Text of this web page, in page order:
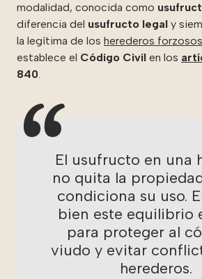
modalidad, conocida como
diferencia del usufructo legal y
la legítima de los herederos forzosos
establece el Código Civil en los
840.
El usufructo en una
no quita la
condiciona su uso.
bien este equilibrio
para proteger al
viudo y evitar
herederos.